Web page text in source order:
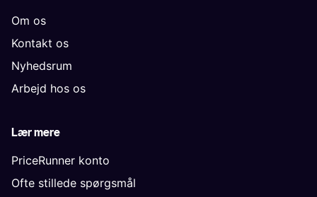
Om os
Kontakt os
Nyhedsrum
Arbejd hos os
Lær mere
PriceRunner konto
Ofte stillede spørgsmål